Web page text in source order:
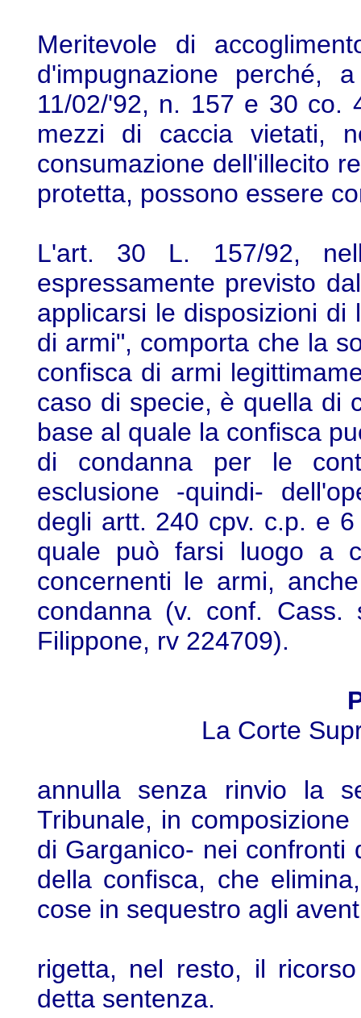
Meritevole di
d'impugnazione
11/02/'92, n. 157 e 30 co.
mezzi di caccia vietati,
consumazione dell'illecito
protetta, possono essere
L'art. 30 L. 157/92,
espressamente previsto
applicarsi le disposizioni
di armi", comporta che la
confisca di armi
caso di specie, è quella di
base al quale la confisca
di condanna per le
esclusione -quindi-
degli artt. 240 cpv. c.p. e
quale può farsi luogo a
concernenti le armi,
condanna (v. conf.
Filippone, rv 224709).
La Corte
annulla senza rinvio la
Tribunale, in
di Garganico- nei confronti
della confisca, che
cose in sequestro agli
rigetta, nel resto, il
detta sentenza.